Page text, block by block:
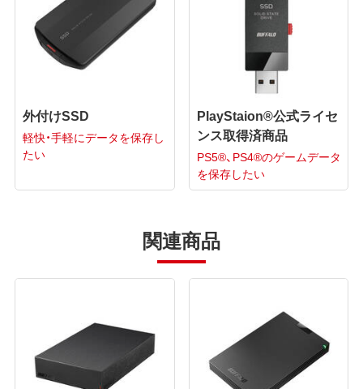
外付けSSD
軽快・手軽にデータを保存し
たい
PlayStaion®公式ライセ
ンス取得済商品
PS5®、PS4®のゲームデータ
を保存したい
関連商品